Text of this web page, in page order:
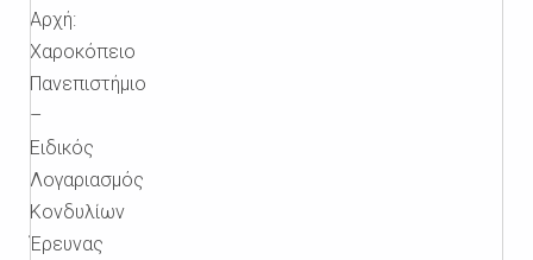
Αρχή:
Χαροκόπειο
Πανεπιστήμιο
–
Ειδικός
Λογαριασμός
Κονδυλίων
Έρευνας